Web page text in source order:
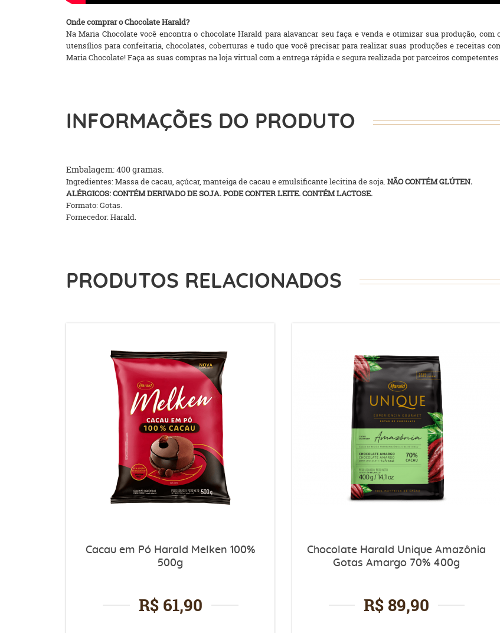
Onde comprar o Chocolate Harald?
Na Maria Chocolate você encontra o chocolate Harald para alavancar seu faça e venda e otimizar sua produção,
utensílios para confeitaria, chocolates, coberturas e tudo que você precisar para realizar suas produções e receitas
Maria Chocolate! Faça as suas compras na loja virtual com a entrega rápida e segura realizada por parceiros
INFORMAÇÕES DO PRODUTO
Embalagem: 400 gramas.
Ingredientes: Massa de cacau, açúcar, manteiga de cacau e emulsificante lecitina de soja.NÃO CONTÉM GLÚTEN.
ALÉRGICOS: CONTÉM DERIVADO DE SOJA. PODE CONTER LEITE. CONTÉM LACTOSE.
Formato: Gotas.
Fornecedor: Harald.
PRODUTOS RELACIONADOS
Cacau em Pó Harald Melken 100%
500g
R$ 61,90
Chocolate Harald Unique Amazônia
Gotas Amargo 70% 400g
R$ 89,90